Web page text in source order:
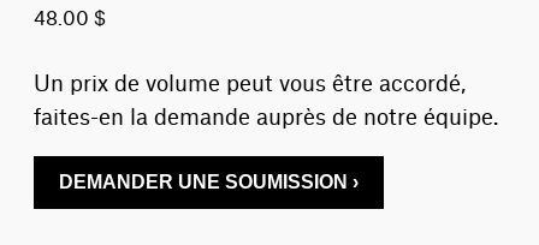
48.00 $
Un prix de volume peut vous être accordé,
faites-en la demande auprès de notre équipe.
DEMANDER UNE SOUMISSION ›